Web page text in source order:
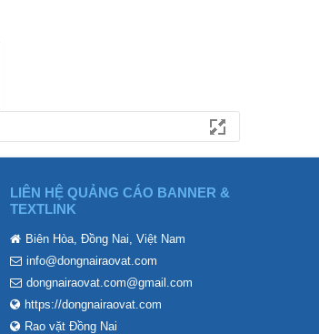
LIÊN HỆ QUẢNG CÁO BANNER &
TEXTLINK
Biên Hòa, Đồng Nai, Việt Nam
info@dongnairaovat.com
dongnairaovat.com@gmail.com
https://dongnairaovat.com
Rao vặt Đồng Nai